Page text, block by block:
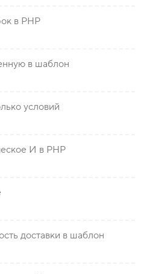
в PHP
в шаблон
условий
И в PHP
доставки в шаблон